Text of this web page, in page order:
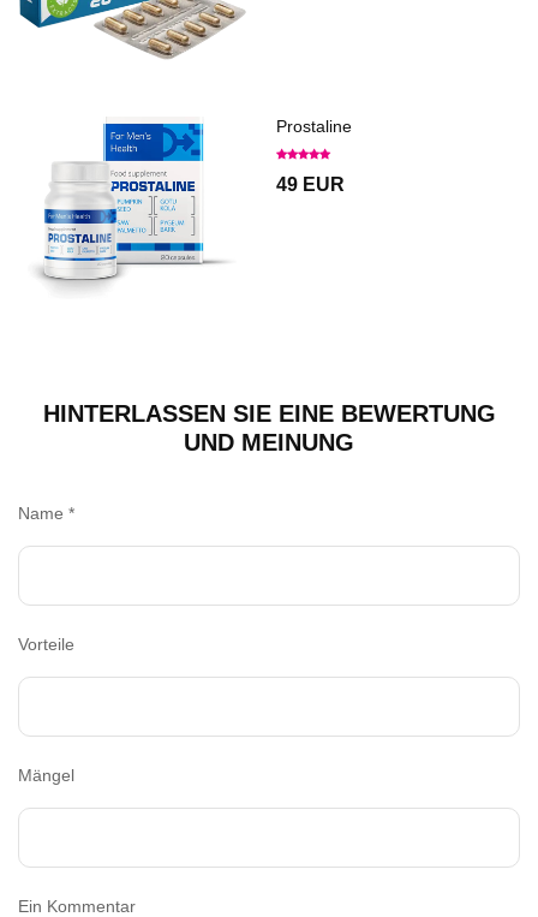
Prostaline
49 EUR
HINTERLASSEN SIE EINE BEWERTUNG
UND MEINUNG
Name *
Vorteile
Mängel
Ein Kommentar